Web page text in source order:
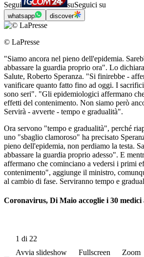
Segui suSeguici su
whatsapp discover
© LaPresse
"Siamo ancora nel pieno dell'epidemia.
abbassare la guardia proprio ora". Lo
Salute, Roberto Speranza. "Si finirebbe -
vanificare quanto fatto fino ad oggi. I
sono seri". "Gli epidemiologici affermano
effetti del contenimento. Non siamo però
Servirà - avverte - tempo e gradualità".
Ora servono "tempo e gradualità", perché
uno "sbaglio clamoroso" ha precisato
pieno dell'epidemia, non perdiamo la testa.
abbassare la guardia proprio adesso". E
affermano che cominciano a vedersi i primi
contenimento", aggiunge il ministro,
al cambio di fase. Serviranno tempo e
Coronavirus, Di Maio accoglie i 30
1 di 22
Avvia slideshow
Fullscreen Zoom